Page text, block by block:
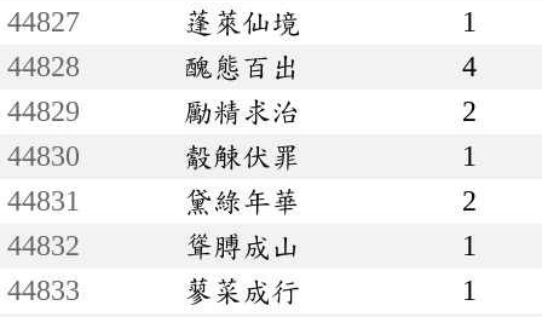
44827
蓬萊仙境
1
44828
醜態百出
4
44829
勵精求治
2
44830
觳觫伏罪
1
44831
黛綠年華
2
44832
聳膊成山
1
44833
蓼菜成行
1